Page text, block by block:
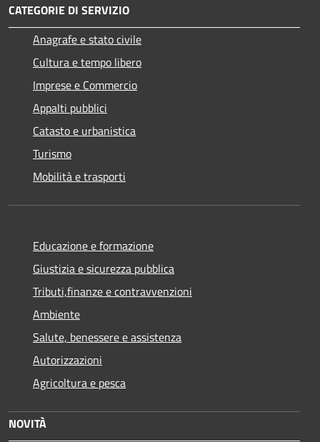
CATEGORIE DI SERVIZIO
Anagrafe e stato civile
Cultura e tempo libero
Imprese e Commercio
Appalti pubblici
Catasto e urbanistica
Turismo
Mobilità e trasporti
Educazione e formazione
Giustizia e sicurezza pubblica
Tributi,finanze e contravvenzioni
Ambiente
Salute, benessere e assistenza
Autorizzazioni
Agricoltura e pesca
NOVITÀ